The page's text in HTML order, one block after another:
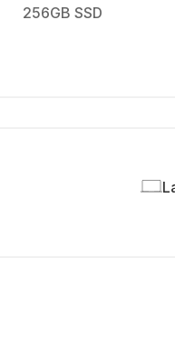
256GB SSD